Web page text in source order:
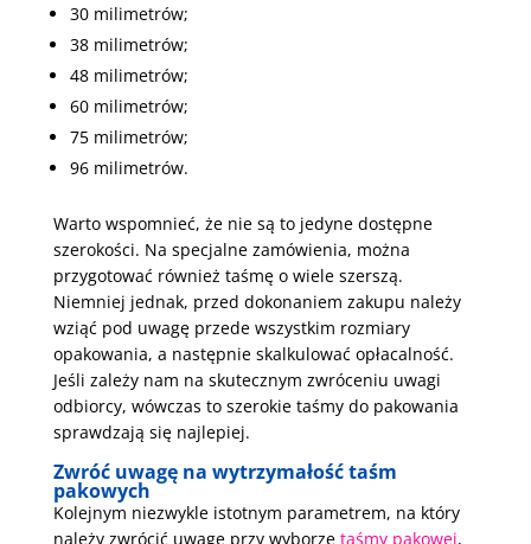
30 milimetrów;
38 milimetrów;
48 milimetrów;
60 milimetrów;
75 milimetrów;
96 milimetrów.
Warto wspomnieć, że nie są to jedyne dostępne
szerokości. Na specjalne zamówienia, można
przygotować również taśmę o wiele szerszą.
Niemniej jednak, przed dokonaniem zakupu należy
wziąć pod uwagę przede wszystkim rozmiary
opakowania, a następnie skalkulować opłacalność.
Jeśli zależy nam na skutecznym zwróceniu uwagi
odbiorcy, wówczas to szerokie taśmy do pakowania
sprawdzają się najlepiej.
Zwróć uwagę na wytrzymałość taśm
pakowych
Kolejnym niezwykle istotnym parametrem, na który
należy zwrócić uwagę przy wyborze taśmy pakowej,